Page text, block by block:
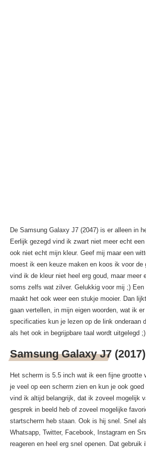
De Samsung Galaxy J7 (2047) is er alleen in
Eerlijk gezegd vind ik zwart niet meer echt
ook niet echt mijn kleur. Geef mij maar een
moest ik een keuze maken en koos ik voor de
vind ik de kleur niet heel erg goud, maar meer
soms zelfs wat zilver. Gelukkig voor mij ;) Een
maakt het ook weer een stukje mooier. Dan
gaan vertellen, in mijn eigen woorden, wat ik
specificaties kun je lezen op de link onderaan
als het ook in begrijpbare taal wordt uitgelegd ;)
Samsung Galaxy J7
Het scherm is 5.5 inch wat ik een fijne grootte
je veel op een scherm zien en kun je ook
vind ik altijd belangrijk, dat ik zoveel mogelijk
gesprek in beeld heb of zoveel mogelijke
startscherm heb staan. Ook is hij snel. Snel
Whatsapp, Twitter, Facebook, Instagram en
reageren en heel erg snel openen. Dat gebruik